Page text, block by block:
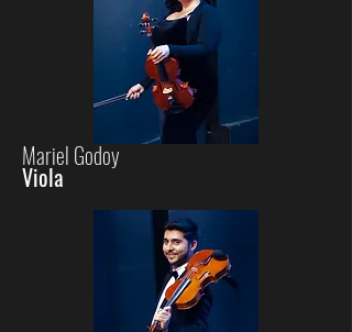
Mariel Godoy
Viola